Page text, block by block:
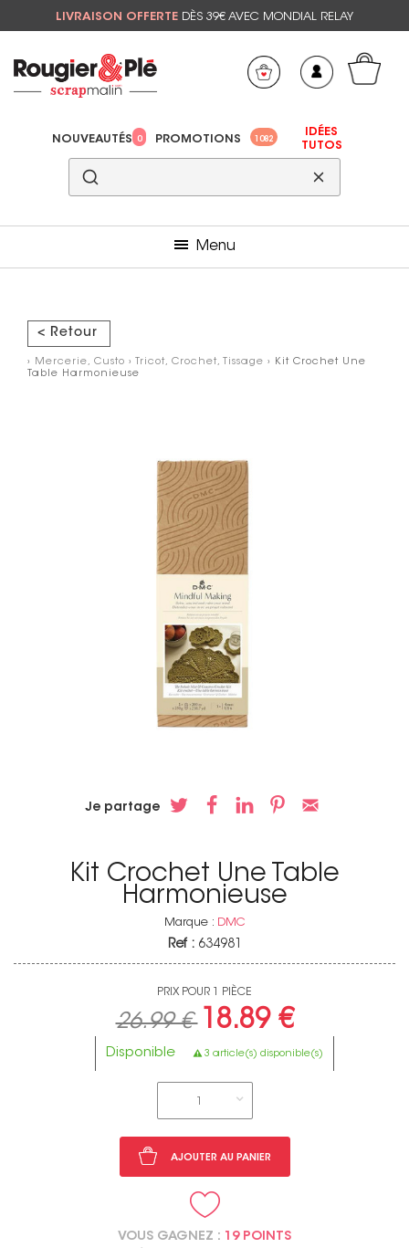
LIVRAISON OFFERTE DÈS 39€ AVEC MONDIAL RELAY
NOUVEAUTÉS 0 PROMOTIONS 1082
IDÉES
TUTOS
Menu
< Retour
› Mercerie, Custo › Tricot, Crochet, Tissage › Kit Crochet Une
Table Harmonieuse
Je partage
Kit Crochet Une Table
Harmonieuse
Marque : DMC
Ref : 634981
PRIX POUR 1 PIÈCE
26.99 € 18.89 €
Disponible 3 article(s) disponible(s)
1
AJOUTER AU PANIER
VOUS GAGNEZ : 19 POINTS